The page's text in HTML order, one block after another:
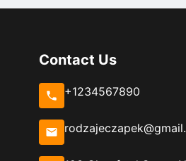
Contact Us
+1234567890